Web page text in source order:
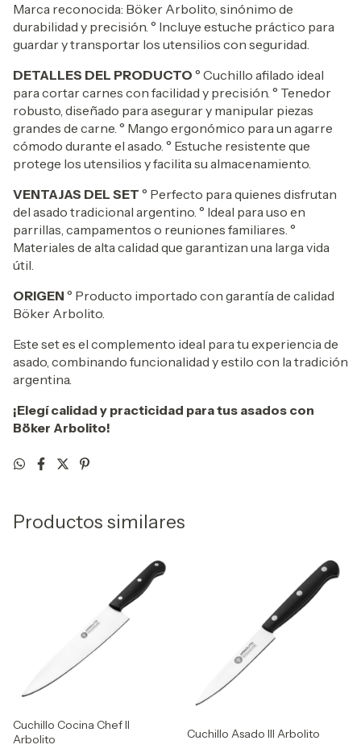
Marca reconocida: Böker Arbolito, sinónimo de
durabilidad y precisión. ° Incluye estuche práctico para
guardar y transportar los utensilios con seguridad.
DETALLES DEL PRODUCTO ° Cuchillo afilado ideal
para cortar carnes con facilidad y precisión. ° Tenedor
robusto, diseñado para asegurar y manipular piezas
grandes de carne. ° Mango ergonómico para un agarre
cómodo durante el asado. ° Estuche resistente que
protege los utensilios y facilita su almacenamiento.
VENTAJAS DEL SET ° Perfecto para quienes disfrutan
del asado tradicional argentino. ° Ideal para uso en
parrillas, campamentos o reuniones familiares. °
Materiales de alta calidad que garantizan una larga vida
útil.
ORIGEN ° Producto importado con garantía de calidad
Böker Arbolito.
Este set es el complemento ideal para tu experiencia de
asado, combinando funcionalidad y estilo con la tradición
argentina.
¡Elegí calidad y practicidad para tus asados con
Böker Arbolito!
Productos similares
Cuchillo Cocina Chef Il
Arbolito
Cuchillo Asado Ill Arbolito